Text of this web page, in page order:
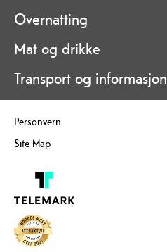
Overnatting
Mat og drikke
Transport og informasjon
Personvern
Site Map